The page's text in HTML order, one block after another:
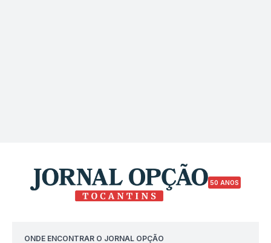
50 ANOS
ONDE ENCONTRAR O JORNAL OPÇÃO